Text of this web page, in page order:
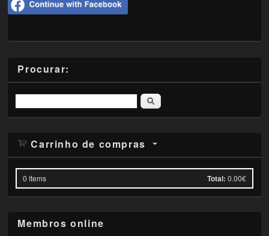
Procurar:
Pesquisar
Carrinho de compras
0 Items Total: 0.00€
Membros online